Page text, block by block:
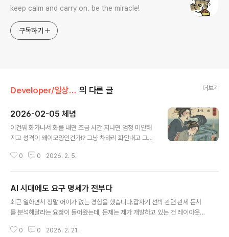
keep calm and carry on. be the miracle!
구독하기
Developer/일상다반사 의 다른 글 더보기
2026-02-05 체념
이건뭐 화가나서 화를 내면 조금 시간 지나면 엄청 미안해
지고 성격이 왜이모양인건가!? 그냥 차라리 화안내고 그냥
0 0 2026. 2. 5.
AI 시대에도 요구 명세가 전부다
최근 일하면서 정말 어이가 없는 경험을 했습니다.갑자기 선박 관련 관세 문서
를 분석해달라는 요청이 들어왔는데, 문제는 제가 개발하고 있는 건 레이아웃
건 IDP 기반 QnA 수준의 기능이었죠.우리가 “이건 현재 기술로는 지원이 어렵
0 0 2026. 2. 21.